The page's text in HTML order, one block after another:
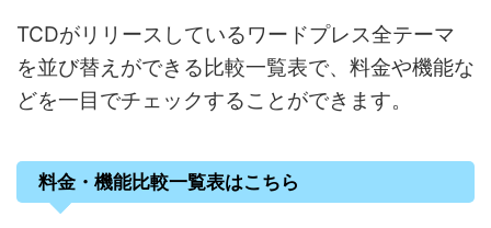
TCDがリリースしているワードプレス全テーマ
を並び替えができる比較一覧表で、料金や機能な
どを一目でチェックすることができます。
料金・機能比較一覧表はこちら